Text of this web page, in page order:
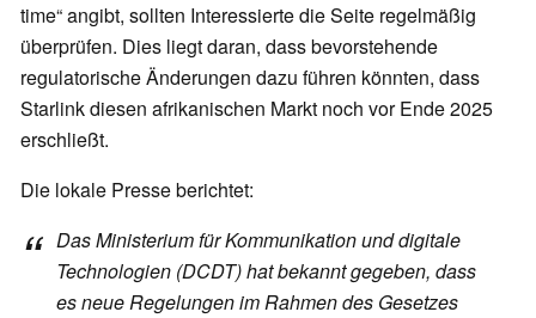
time“ angibt, sollten Interessierte die Seite regelmäßig
überprüfen. Dies liegt daran, dass bevorstehende
regulatorische Änderungen dazu führen könnten, dass
Starlink diesen afrikanischen Markt noch vor Ende 2025
erschließt.
Die lokale Presse berichtet:
Das Ministerium für Kommunikation und digitale
Technologien (DCDT) hat bekannt gegeben, dass
es neue Regelungen im Rahmen des Gesetzes